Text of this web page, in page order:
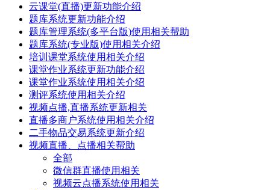
云课堂(直播)更新功能介绍
题库系统更新功能介绍
题库管理系统(多平台版)使用相关帮助
题库系统(专业版)使用相关介绍
培训课堂系统使用相关介绍
课堂作业系统更新功能介绍
课堂作业系统使用相关介绍
测评系统使用相关介绍
视频点播,直播系统更新相关
直播多商户系统使用相关介绍
二手物品交易系统更新介绍
视频直播、点播相关帮助
全部
微信群直播使用相关
视频云点播系统使用相关